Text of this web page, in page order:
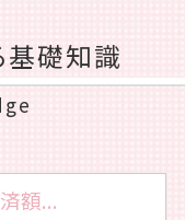
礎知識
額...